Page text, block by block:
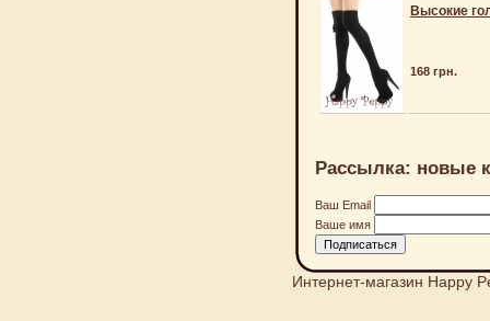
Высокие
168 грн.
Рассылка: новые
Ваш Email
Ваше имя
Интернет-магазин Happy